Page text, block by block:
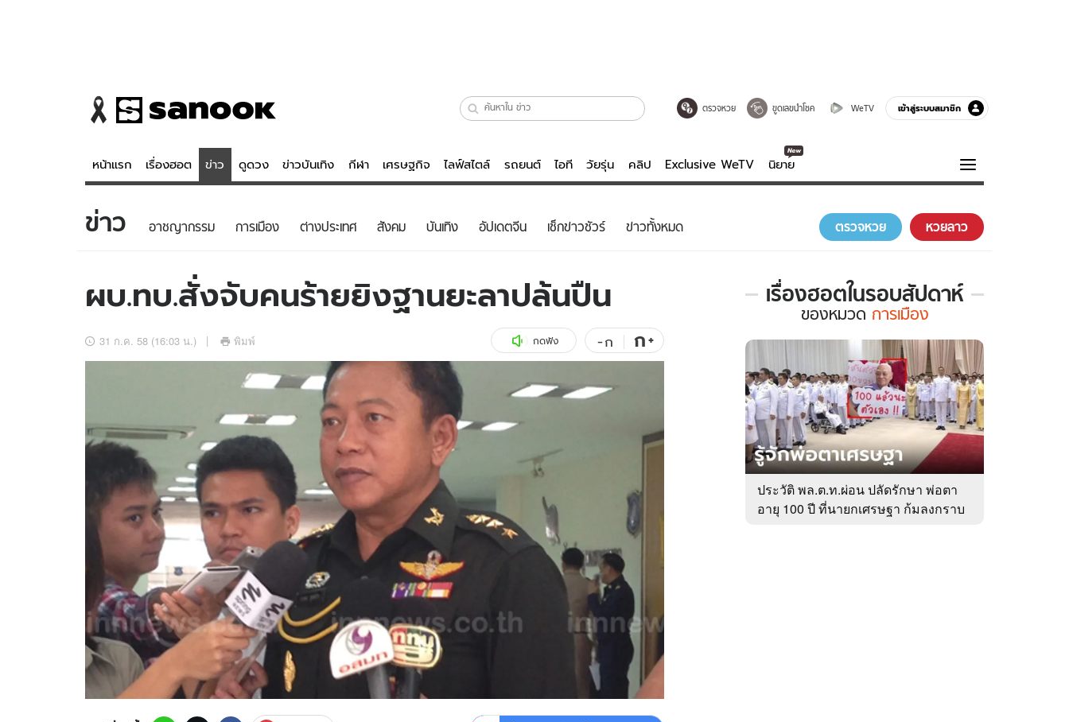
ตรวจหวย ขูดเลขนำโชค WeTV เข้าสู่ระบบสมาชิก
หน้าแรก เรื่องฮอต ข่าว ดูดวง ข่าวบันเทิง กีฬา เศรษฐกิจ ไลฟ์สไตล์ รถยนต์ ไอที วัยรุ่น คลิป Exclusive WeTV นิยาย
ข่าว
ข่าวบันเทิง
ดูดวง - ตรวจหวย
สถิติหวยไทย
ไลฟ์สไตล์
วัยรุ่น
รถยนต์
Tasteful Thailand
Sanook Choice
บันเทิงครบรส
คลิป
พอดแคสต์
Exclusive WeTV
ความรู้รอบตัว
ฮาวทู
ดาวน์โหลดสนุกแอปฟรี ติดตามสนุกโซเชียลได้ที่
สงวนลิขสิทธิ์ ©2569บริษัท อิมเมจ ฟิวเจอร์ (ประเทศไทย) จำกัด
ข่าว อาชญากรรม การเมือง ต่างประเทศ สังคม บันเทิง อัปเดตจีน เช็กข่าวชัวร์ ข่าวทั้งหมด ตรวจหวย หวยลาว
ผบ.ทบ.สั่งจับคนร้ายยิงฐานยะลาปล้นปืน
31 ก.ค. 58 (16:03 น.) พิมพ์ กดฟัง -ก ก+
เรื่องฮอตในรอบสัปดาห์
เรื่อง
ใน
สัปดาห์
ของ
หมวด
การเมือง
ของหมวด การเมือง
ประวัติ พล.ต.ท.ผ่อน ปลัดรักษา พ่อตา
อายุ 100 ปี ที่นายกเศรษฐา ก้มลงกราบ